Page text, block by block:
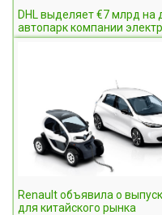
DHL выделяет €7 млрд на
автопарк компании
Renault объявила о
для китайского рынка